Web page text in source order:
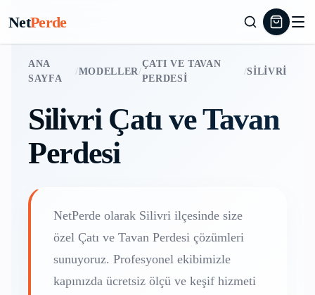
NetPerde
ANA
SAYFA
/MODELLER/
ÇATI VE TAVAN
PERDESI
/SILIVRI
Silivri Çatı ve Tavan
Perdesi
NetPerde olarak Silivri ilçesinde size
özel Çatı ve Tavan Perdesi çözümleri
sunuyoruz. Profesyonel ekibimizle
kapınızda ücretsiz ölçü ve keşif hizmeti